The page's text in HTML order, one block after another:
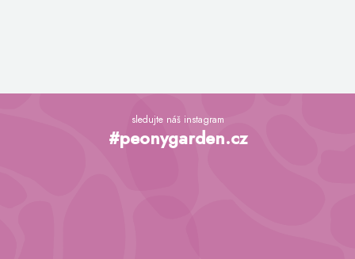
Z
sledujte náš instagram
#peonygarden.cz